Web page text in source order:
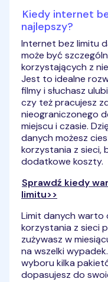
Kiedy internet
najlepszy?
Internet bez limitu
może być
korzystających z
Jest to idealne
filmy i słuchasz
czy też pracujesz
nieograniczonego
miejscu i czasie.
danych możesz
korzystania z sieci,
dodatkowe koszty.
Sprawdź kiedy
limitu>>
Limit danych
korzystania z sieci
zużywasz w
na wszelki
wyboru kilka
dopasujesz do